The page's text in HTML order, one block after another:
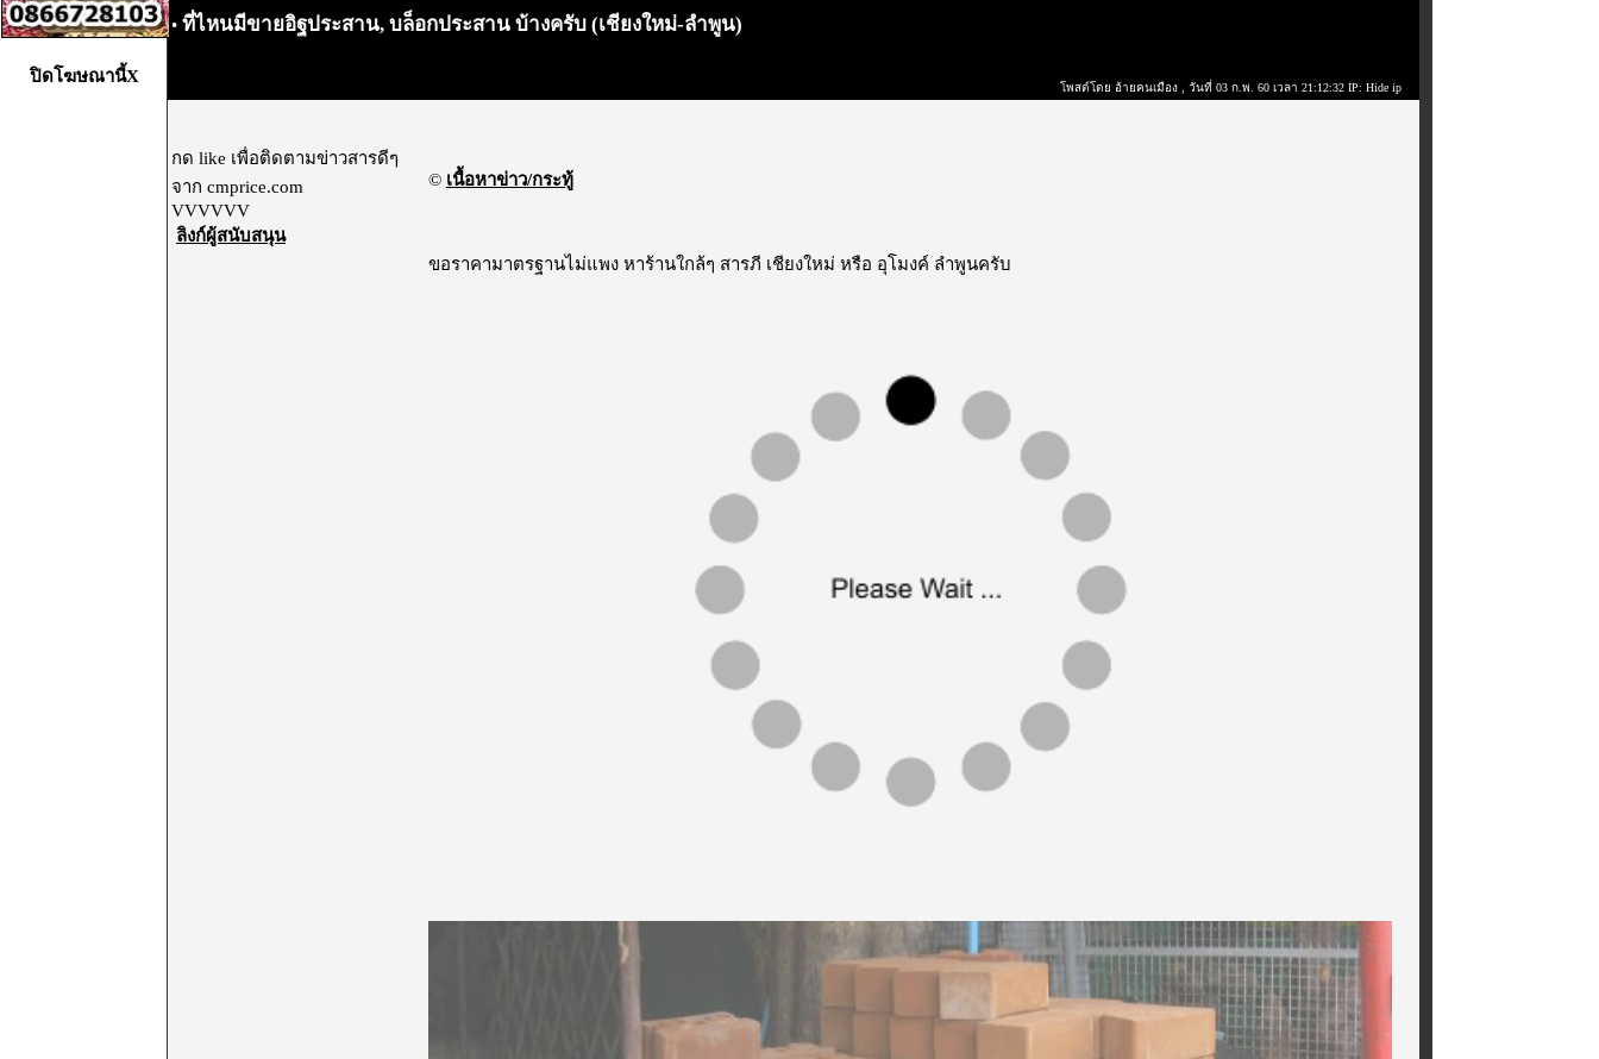
• ที่ไหนมีขายอิฐประสาน, บล็อกประสาน บ้างครับ (เชียงใหม่-ลำพูน)
โพสต์โดย อ้ายคนเมือง , วันที่ 03 ก.พ. 60 เวลา 21:12:32 IP: Hide ip
กด like เพื่อติดตามข่าวสารดีๆ
จาก cmprice.com
VVVVVV
ลิงก์ผู้สนับสนุน
© เนื้อหาข่าว/กระทู้
ขอราคามาตรฐานไม่แพง หาร้านใกล้ๆ สารภี เชียงใหม่ หรือ อุโมงค์ ลำพูนครับ
ปิดโฆษณานี้X